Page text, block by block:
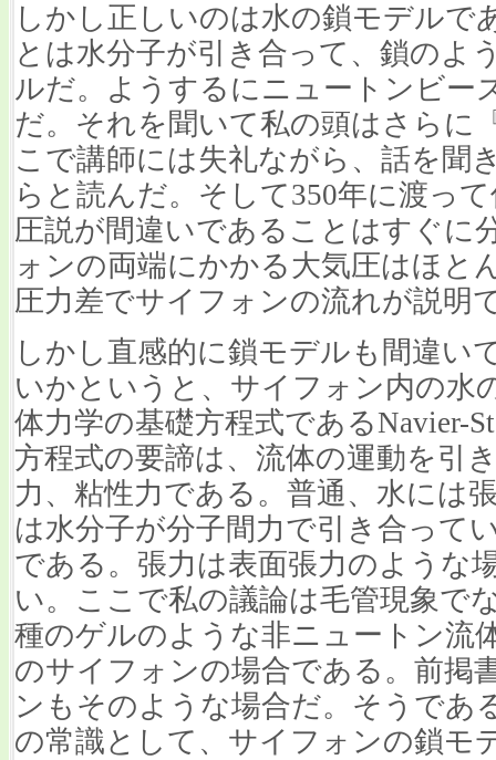
しかし正しいのは水の鎖モデルで
とは水分子が引き合って、鎖のよ
ルだ。ようするにニュートンビー
だ。それを聞いて私の頭はさらに
こで講師には失礼ながら、話を聞
らと読んだ。そして350年に渡っ
圧説が間違いであることはすぐに
ォンの両端にかかる大気圧はほと
圧力差でサイフォンの流れが説明
しかし直感的に鎖モデルも間違い
いかというと、サイフォン内の水
体力学の基礎方程式であるNavier-
方程式の要諦は、流体の運動を引
力、粘性力である。普通、水には
は水分子が分子間力で引き合って
である。張力は表面張力のような
い。ここで私の議論は毛管現象で
種のゲルのような非ニュートン流
のサイフォンの場合である。前掲
ンもそのような場合だ。そうであ
の常識として、サイフォンの鎖モ